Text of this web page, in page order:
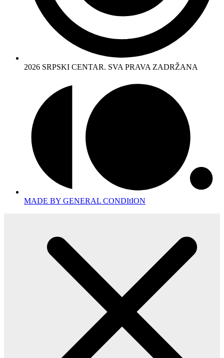
2026 SRPSKI CENTAR. SVA PRAVA ZADRŽANA
MADE BY GENERAL CONDItION